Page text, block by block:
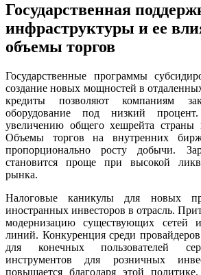
Государственная
инфраструктуры и ее
объемы торгов
Государственные программы
создание новых мощностей в
кредиты позволяют компаниям
оборудование под низкий
увеличению общего хешрейта страны
Объемы торгов на внутренних
пропорционально росту добычи.
становится проще при высокой
рынка.
Налоговые каникулы для новых
иностранных инвесторов в отрасль.
модернизацию существующих сетей
линий. Конкуренция среди
для конечных пользователей
инструментов для розничных
повышается благодаря этой